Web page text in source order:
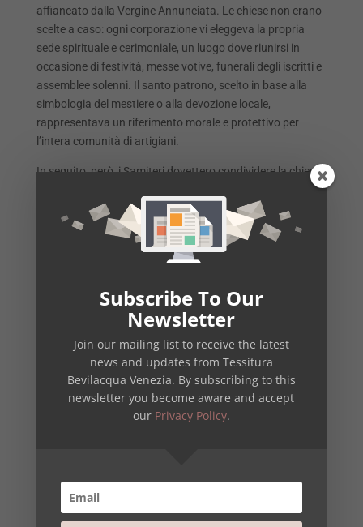
affiancato dalla Vergine Annunciata. Le chiese non erano
scelte a caso: ogni corporazione vi eleggeva la propria
sede spirituale e cerimoniale, un luogo dove riunirsi in
occasione di festività, messe votive, funerali degli iscritti e
assemblee solenni. Il santo patrono, scelto in base alla
simbologia del mestiere o alla devozione locale,
rappresentava un riferimento morale e protettivo per
l’intera comunità di artigiani.
In seguito, però, i Samiteri dovettero condividere la chiesa
.
Subscribe To Our
Newsletter
Join our mailing list to receive the latest
news and updates from Tessitura
Bevilacqua Venezia. By subscribing to this
newsletter you become aware and accept
our Privacy Policy.